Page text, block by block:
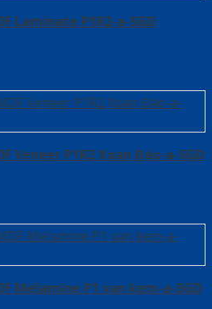
Laminate P1R2-a-SGD
Veneer P1R2 Xoan Đào-a-SGD
Melamine P1 van kem-a-SGD